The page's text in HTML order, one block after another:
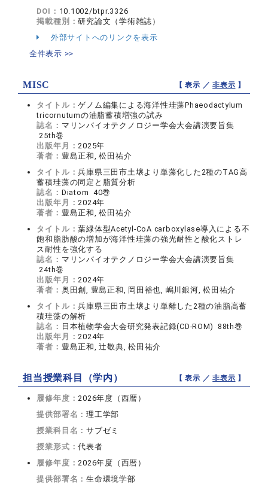
DOI： 10.1002/btpr.3326
掲載種別：研究論文（学術雑誌）
外部サイトへのリンクを表示
全件表示 >>
MISC 【 表示 ／非表示 】
タイトル：ゲノム編集による海洋性珪藻Phaeodactylum
tricornutumの油脂蓄積増強の試み
誌名： マリンバイオテクノロジー学会大会講演要旨集
25th巻
出版年月： 2025年
著者： 豊島正和, 松田祐介
タイトル：兵庫県三田市土壌より単藻化した2種のTAG高
蓄積珪藻の同定と脂質分析
誌名： Diatom 40巻
出版年月： 2024年
著者： 豊島正和, 松田祐介
タイトル：葉緑体型Acetyl-CoA carboxylase導入による不
飽和脂肪酸の増加が海洋性珪藻の強光耐性と酸化ストレ
ス耐性を強化する
誌名： マリンバイオテクノロジー学会大会講演要旨集
24th巻
出版年月： 2024年
著者： 奥田創, 豊島正和, 岡田裕也, 嶋川銀河, 松田祐介
タイトル：兵庫県三田市土壌より単離した2種の油脂高蓄
積珪藻の解析
誌名： 日本植物学会大会研究発表記録(CD-ROM) 88th巻
出版年月： 2024年
著者： 豊島正和, 辻敬典, 松田祐介
担当授業科目（学内） 【 表示 ／非表示 】
履修年度： 2026年度（西暦）
提供部署名：理工学部
授業科目名：サブゼミ
授業形式：代表者
履修年度： 2026年度（西暦）
提供部署名：生命環境学部